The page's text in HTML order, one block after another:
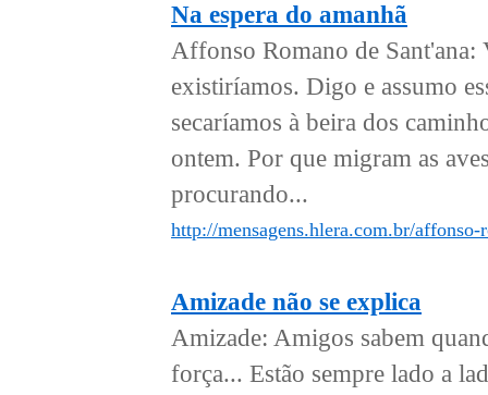
Na espera do amanhã
Affonso Romano de Sant'ana:
existiríamos. Digo e assumo
secaríamos à beira dos
ontem. Por que migram as
procurando...
http://mensagens.hlera.com.br/affonso-
Amizade não se explica
Amizade: Amigos sabem
força... Estão sempre lado a